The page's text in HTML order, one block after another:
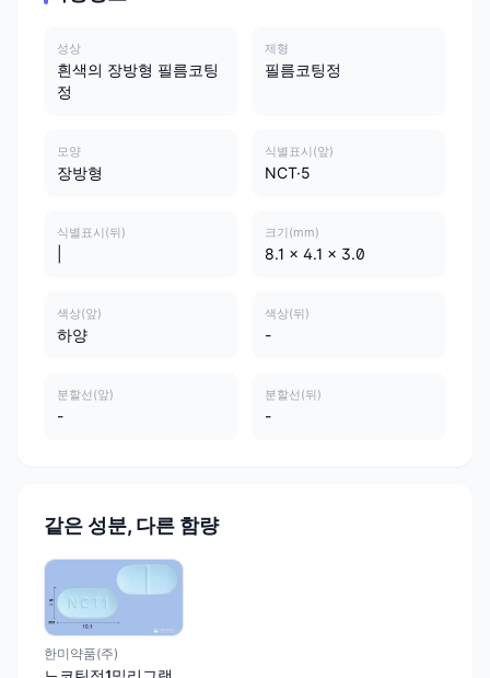
성상
흰색의 장방형 필름코팅
정
제형
필름코팅정
모양
장방형
식별표시(앞)
NCT·5
식별표시(뒤) 크기(mm)
8.1 x 4.1 x 3.0
색상(앞)
하양
색상(뒤)
-
분할선(앞)
-
분할선(뒤)
-
같은 성분, 다른 함량
한미약품(주)